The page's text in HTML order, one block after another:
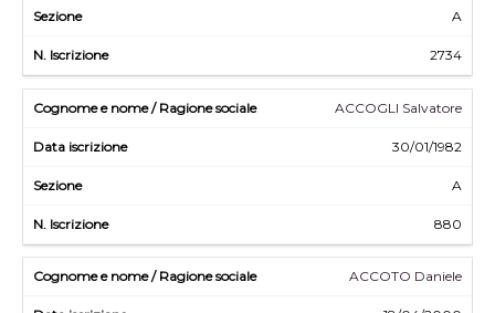
A
2734
ACCOGLI Salvatore
30/01/1982
A
880
ACCOTO Daniele